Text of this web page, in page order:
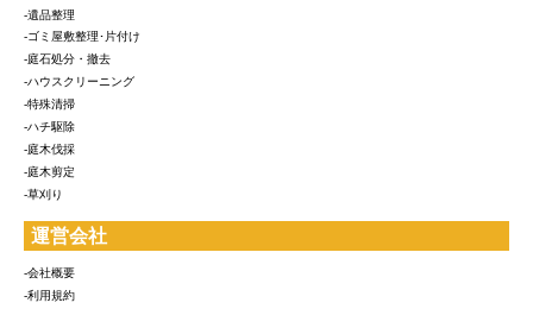
-遺品整理
-ゴミ屋敷整理･片付け
-庭石処分・撤去
-ハウスクリーニング
-特殊清掃
-ハチ駆除
-庭木伐採
-庭木剪定
-草刈り
運営会社
-会社概要
-利用規約